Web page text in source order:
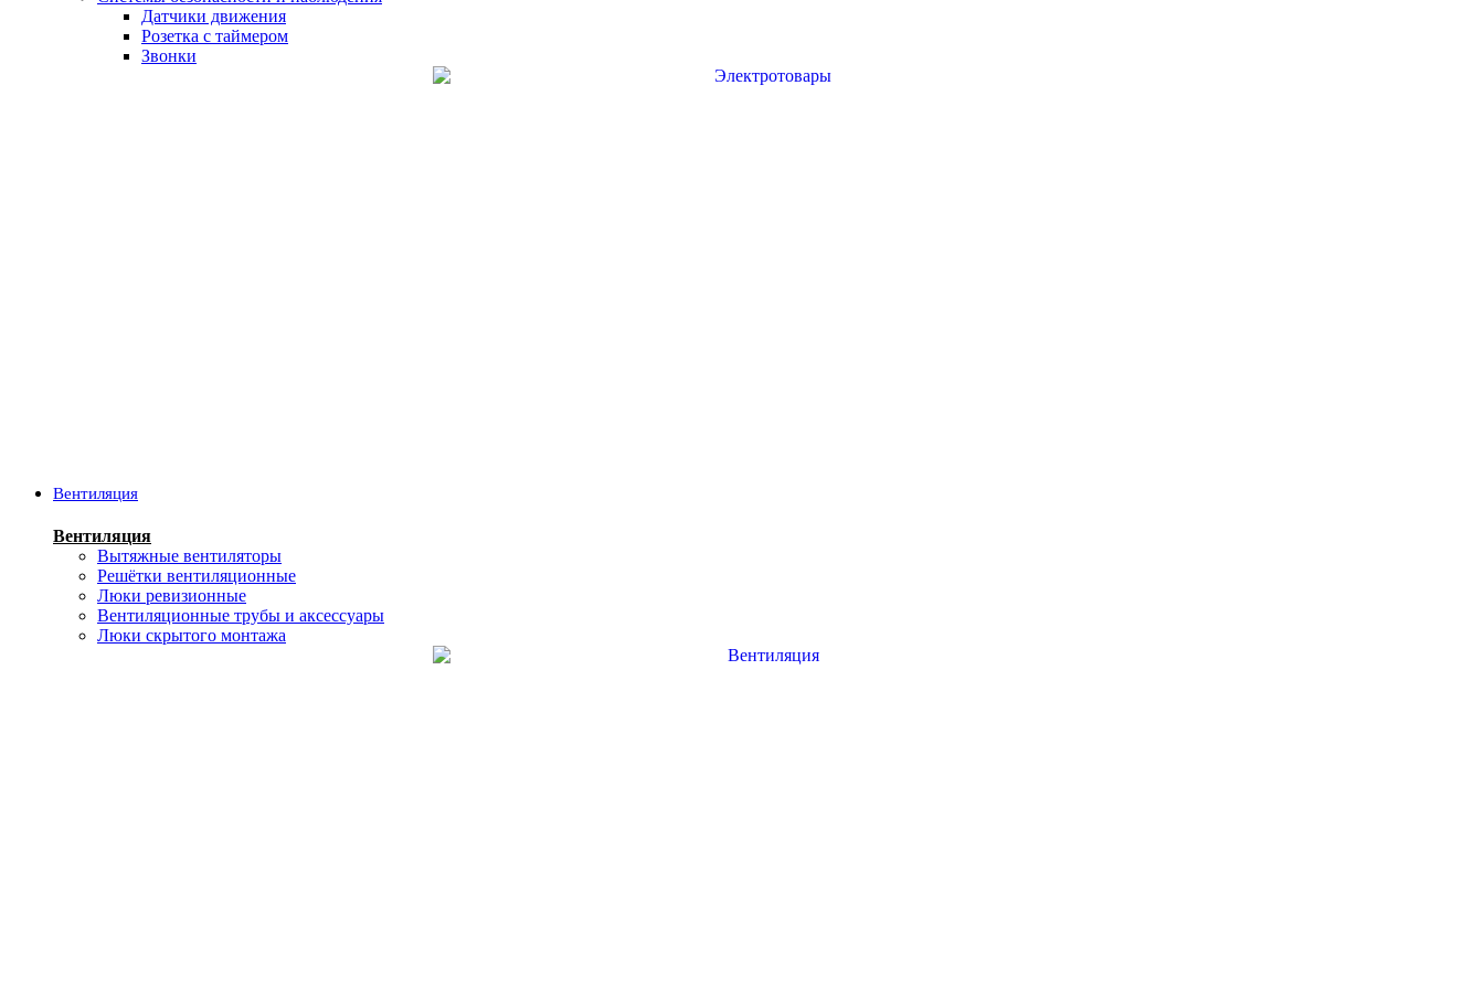
Датчики движения
Розетка с таймером
Звонки
Вентиляция
Вентиляция
Вытяжные вентиляторы
Решётки вентиляционные
Люки ревизионные
Вентиляционные трубы и аксессуары
Люки скрытого монтажа